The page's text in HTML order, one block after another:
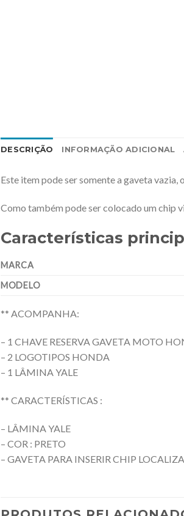
DESCRIÇÃO INFORMAÇÃO ADICIONAL
Este item pode ser somente a gaveta
Como também pode ser colocado um chip
Características
MARCA
MODELO
** ACOMPANHA:
– 1 CHAVE RESERVA GAVETA MOTO
– 2 LOGOTIPOS HONDA
– 1 LÂMINA YALE
** CARACTERÍSTICAS :
– LÂMINA YALE
– COR : PRETO
– GAVETA PARA INSERIR CHIP